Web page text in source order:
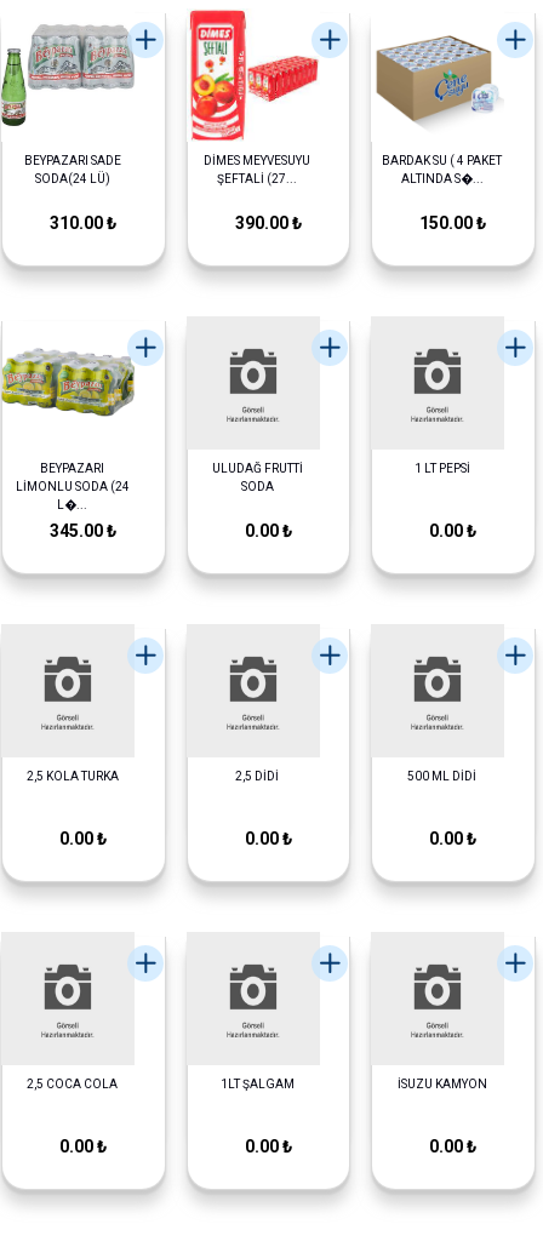
BEYPAZARI SADE
SODA(24 LÜ)
310.00 ₺
DİMES MEYVESUYU
ŞEFTALİ (27...
390.00 ₺
BARDAK SU ( 4 PAKET
ALTINDA S�...
150.00 ₺
BEYPAZARI
LİMONLU SODA (24
L�...
345.00 ₺
ULUDAĞ FRUTTİ
SODA
0.00 ₺
1 LT PEPSİ
0.00 ₺
2,5 KOLA TURKA
0.00 ₺
2,5 DİDİ
0.00 ₺
500 ML DİDİ
0.00 ₺
2,5 COCA COLA
0.00 ₺
1LT ŞALGAM
0.00 ₺
İSUZU KAMYON
0.00 ₺